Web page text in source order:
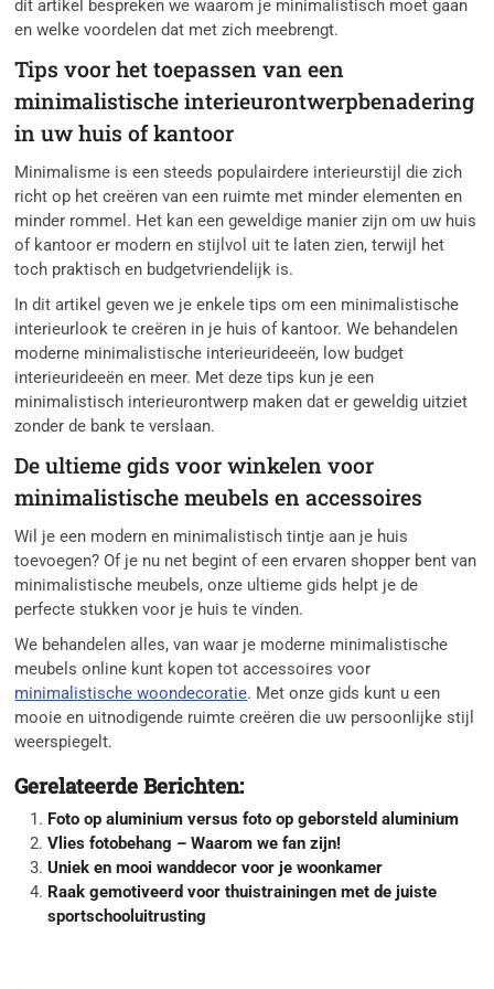
dit artikel bespreken we waarom je minimalistisch moet gaan
en welke voordelen dat met zich meebrengt.
Tips voor het toepassen van een
minimalistische interieurontwerpbenadering
in uw huis of kantoor
Minimalisme is een steeds populairdere interieurstijl die zich
richt op het creëren van een ruimte met minder elementen en
minder rommel. Het kan een geweldige manier zijn om uw huis
of kantoor er modern en stijlvol uit te laten zien, terwijl het
toch praktisch en budgetvriendelijk is.
In dit artikel geven we je enkele tips om een minimalistische
interieurlook te creëren in je huis of kantoor. We behandelen
moderne minimalistische interieurideeën, low budget
interieurideeën en meer. Met deze tips kun je een
minimalistisch interieurontwerp maken dat er geweldig uitziet
zonder de bank te verslaan.
De ultieme gids voor winkelen voor
minimalistische meubels en accessoires
Wil je een modern en minimalistisch tintje aan je huis
toevoegen? Of je nu net begint of een ervaren shopper bent van
minimalistische meubels, onze ultieme gids helpt je de
perfecte stukken voor je huis te vinden.
We behandelen alles, van waar je moderne minimalistische
meubels online kunt kopen tot accessoires voor
minimalistische woondecoratie. Met onze gids kunt u een
mooie en uitnodigende ruimte creëren die uw persoonlijke stijl
weerspiegelt.
Gerelateerde Berichten:
Foto op aluminium versus foto op geborsteld aluminium
Vlies fotobehang – Waarom we fan zijn!
Uniek en mooi wanddecor voor je woonkamer
Raak gemotiveerd voor thuistrainingen met de juiste
sportschooluitrusting